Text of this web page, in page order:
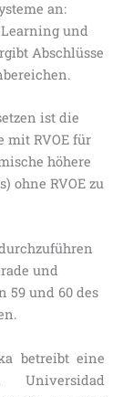
an:
und
Abschlüsse
ist die
mit RVOE für
höhere
ohne RVOE zu
und
59 und 60 des
betreibt eine
Universidad